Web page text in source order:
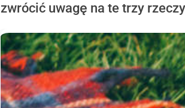
zwrócić uwagę na te trzy